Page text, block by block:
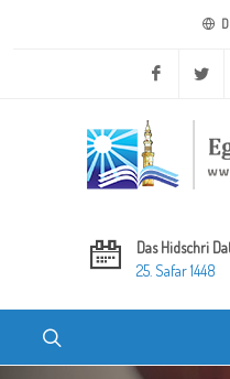
Facebook
Das Hidschri
25. Safar 1448